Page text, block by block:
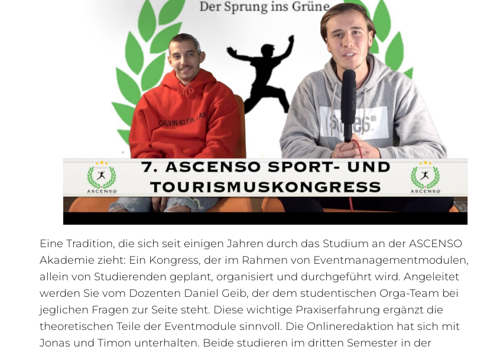
Eine Tradition, die sich seit einigen Jahren durch das Studium an der ASCENSO
Akademie zieht: Ein Kongress, der im Rahmen von Eventmanagementmodulen,
allein von Studierenden geplant, organisiert und durchgeführt wird. Angeleitet
werden Sie vom Dozenten Daniel Geib, der dem studentischen Orga-Team bei
jeglichen Fragen zur Seite steht. Diese wichtige Praxiserfahrung ergänzt die
theoretischen Teile der Eventmodule sinnvoll. Die Onlineredaktion hat sich mit
Jonas und Timon unterhalten. Beide studieren im dritten Semester in der